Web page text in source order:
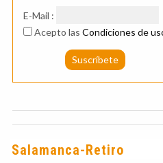
E-Mail :
Acepto las Condiciones de
Salamanca-Retiro